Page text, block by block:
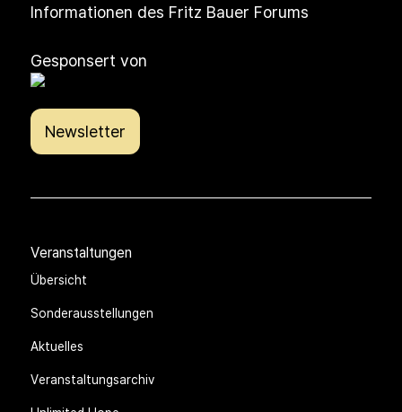
Informationen des Fritz Bauer Forums
Gesponsert von
Newsletter
Veranstaltungen
Übersicht
Sonderausstellungen
Aktuelles
Veranstaltungsarchiv